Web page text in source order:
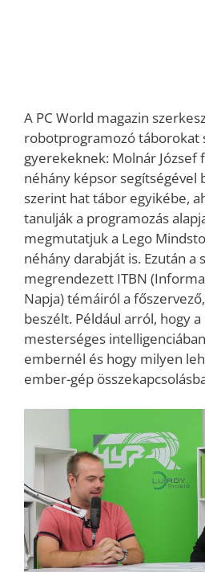
A PC World magazin
robotprogramozó táborokat
gyerekeknek: Molnár József
néhány képsor segítségével
szerint hat tábor egyikébe,
tanulják a programozás
megmutatjuk a Lego
néhány darabját is. Ezután
megrendezett ITBN
Napja) témáiról a
beszélt. Például arról, hogy
mesterséges
embernél és hogy milyen
ember-gép